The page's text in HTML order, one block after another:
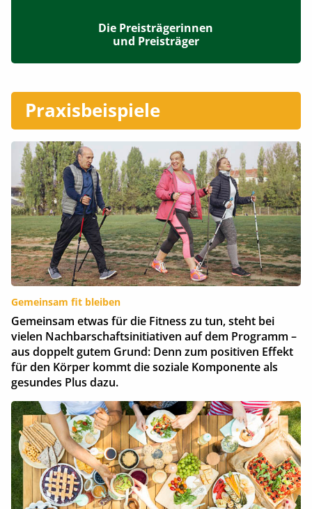
Die Preisträgerinnen
und Preisträger
Praxisbeispiele
Gemeinsam fit bleiben
Gemeinsam etwas für die Fitness zu tun, steht bei
vielen Nachbarschaftsinitiativen auf dem Programm –
aus doppelt gutem Grund: Denn zum positiven Effekt
für den Körper kommt die soziale Komponente als
gesundes Plus dazu.